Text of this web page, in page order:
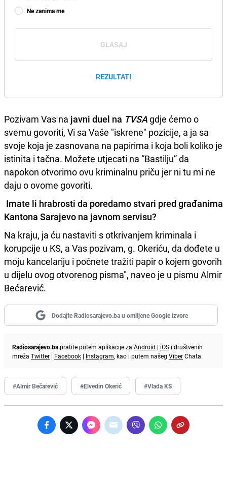
Ne zanima me
GLASAJ
REZULTATI
Pozivam Vas na javni duel na TVSAgdje ćemo o
svemu govoriti, Vi sa Vaše "iskrene" pozicije, a ja sa
svoje koja je zasnovana na papirima i koja boli koliko je
istinita i tačna. Možete utjecati na “Bastilju” da
napokon otvorimo ovu kriminalnu priču jer ni tu mi ne
daju o ovome govoriti.
Imate li hrabrosti da poredamo stvari pred građanima
Kantona Sarajevo na javnom servisu?
Na kraju, ja ću nastaviti s otkrivanjem kriminala i
korupcije u KS, a Vas pozivam, g. Okeriću, da dođete u
moju kancelariju i počnete tražiti papir o kojem govorih
u dijelu ovog otvorenog pisma", naveo je u pismu Almir
Bećarević.
Dodajte Radiosarajevo.ba u omiljene Google izvore
Radiosarajevo.bapratite putem aplikacije za Android | iOS i društvenih
mreža Twitter | Facebook | Instagram, kao i putem našeg ViberChata.
#Almir Bečarević #Elvedin Okerić #Vlada KS